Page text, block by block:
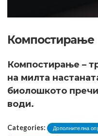
Компостирање
Компостирање –
на милта
биолошкото
води.
Categories: Дополнителна